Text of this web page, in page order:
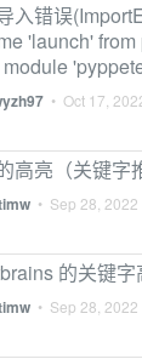
入错误
'launch'
• Oct 17,
高亮（关键字
• Sep 28, 2022
的关键字
• Sep 28, 2022